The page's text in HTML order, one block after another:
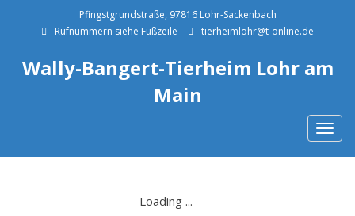
Pfingstgrundstraße, 97816 Lohr-Sackenbach
Rufnummern siehe Fußzeile
tierheimlohr@t-online.de
Wally-Bangert-Tierheim Lohr am
Main